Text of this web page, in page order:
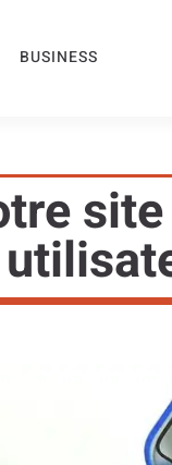
BUSINESS